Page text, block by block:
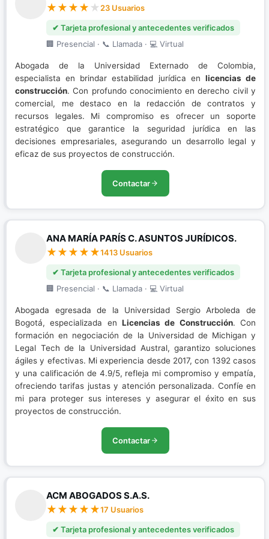
23 Usuarios
✔ Tarjeta profesional y antecedentes verificados
🏢 Presencial · 📞 Llamada · 💻 Virtual
Abogada de la Universidad Externado de Colombia,
especialista en brindar estabilidad jurídica en licencias de
construcción. Con profundo conocimiento en derecho civil y
comercial, me destaco en la redacción de contratos y
recursos legales. Mi compromiso es ofrecer un soporte
estratégico que garantice la seguridad jurídica en las
decisiones empresariales, asegurando un desarrollo legal y
eficaz de sus proyectos de construcción.
Contactar
ANA MARÍA PARÍS C. ASUNTOS JURÍDICOS.
1413 Usuarios
✔ Tarjeta profesional y antecedentes verificados
🏢 Presencial · 📞 Llamada · 💻 Virtual
Abogada egresada de la Universidad Sergio Arboleda de
Bogotá, especializada en Licencias de Construcción. Con
formación en negociación de la Universidad de Michigan y
Legal Tech de la Universidad Austral, garantizo soluciones
ágiles y efectivas. Mi experiencia desde 2017, con 1392 casos
y una calificación de 4.9/5, refleja mi compromiso y empatía,
ofreciendo tarifas justas y atención personalizada. Confíe en
mi para proteger sus intereses y asegurar el éxito en sus
proyectos de construcción.
Contactar
ACM ABOGADOS S.A.S.
17 Usuarios
✔ Tarjeta profesional y antecedentes verificados